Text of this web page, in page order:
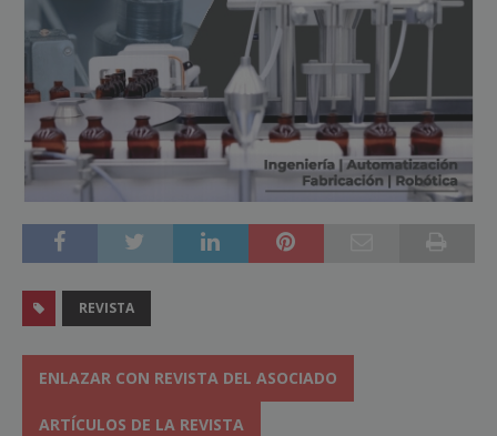
REVISTA
ENLAZAR CON REVISTA DEL ASOCIADO
ARTÍCULOS DE LA REVISTA